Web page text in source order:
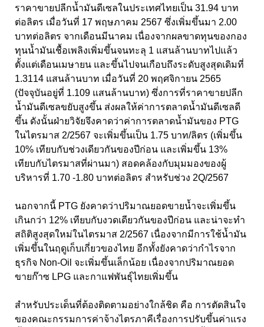
ราคาขายปลีกน้ำมันดีเซลในประเทศไทยเป็น 31.94 บาท
ต่อลิตร เมื่อวันที่ 17 พฤษภาคม 2567 ซึ่งเพิ่มขึ้นมา 2.00
บาทต่อลิตร จากเดือนมีนาคม เนื่องจากผลขาดทุนของกอง
ทุนน้ำมันเชื้อเพลิงเพิ่มขึ้นจนทะลุ 1 แสนล้านบาทไปแล้ว
ตั้งแต่เดือนเมษายน และขึ้นไปจนเกือบถึงระดับสูงสุดเดิมที่
1.3114 แสนล้านบาท เมื่อวันที่ 20 พฤศจิกายน 2565
(ปัจจุบันอยู่ที่ 1.109 แสนล้านบาท) ซึ่งการที่ราคาขายปลีก
น้ำมันดีเซลขยับสูงขึ้น ส่งผลให้ค่าการตลาดน้ำมันดีเซลดี
ขึ้น ดังนั้นฝ่ายวิจัยจึงคาดว่าค่าการตลาดน้ำมันของ PTG
ในไตรมาส 2/2567 จะเพิ่มขึ้นเป็น 1.75 บาท/ลิตร (เพิ่มขึ้น
10% เทียบกับช่วงเดียวกันของปีก่อน และเพิ่มขึ้น 13%
เทียบกับไตรมาสที่ผ่านมา) สอดคล้องกับมุมมองของผู้
บริหารที่ 1.70 -1.80 บาทต่อลิตร สำหรับช่วง 2Q/2567
นอกจากนี้ PTG ยังคาดว่าปริมาณยอดขายน้ำจะเพิ่มขึ้น
เกินกว่า 12% เทียบกับงวดเดียวกันของปีก่อน และน่าจะทำ
สถิติสูงสุดใหม่ในไตรมาส 2/2567 เนื่องจากมีการใช้น้ำมัน
เพิ่มขึ้นในฤดูเก็บเกี่ยวของไทย อีกทั้งยังคาดว่ากำไรจาก
ธุรกิจ Non-Oil จะเพิ่มขึ้นเล็กน้อย เนื่องจากปริมาณยอด
ขายก๊าซ LPG และกาแฟพันธุ์ไทยเพิ่มขึ้น
สำหรับประเด็นที่ต้องติดตามอย่างใกล้ชิด คือ การตัดสินใจ
ของคณะกรรมการค่าจ้างไตรภาคีเรื่องการปรับขึ้นค่าแรง